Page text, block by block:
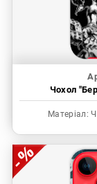
Чохол
Матеріал: